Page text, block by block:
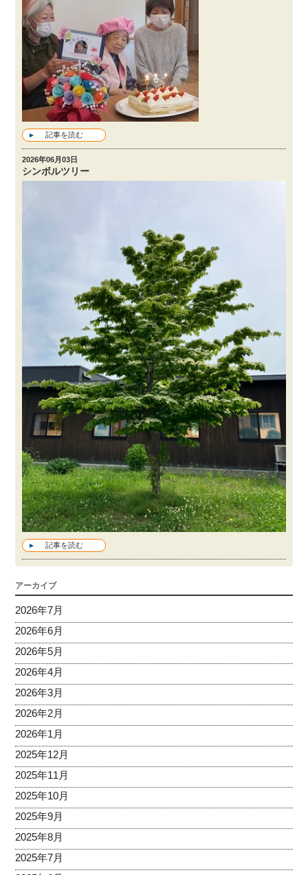
記事を読む
2026年06月03日
シンボルツリー
記事を読む
アーカイブ
2026年7月
2026年6月
2026年5月
2026年4月
2026年3月
2026年2月
2026年1月
2025年12月
2025年11月
2025年10月
2025年9月
2025年8月
2025年7月